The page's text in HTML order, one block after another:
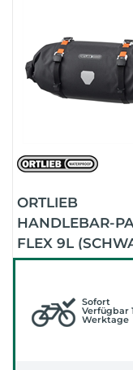
ORTLIEB
HANDLEBAR-
FLEX 9L
MATT)
Sofort
Verfügbar
Werktage